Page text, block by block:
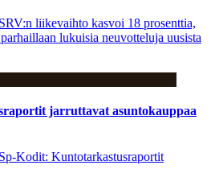
liikevaihto kasvoi 18 prosenttia,
lukuisia neuvotteluja uusista
jarruttavat asuntokauppaa
Kodit: Kuntotarkastusraportit